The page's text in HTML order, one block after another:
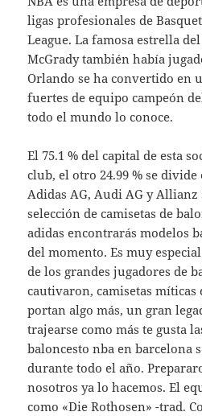
ligas profesionales de
League. La famosa estrella
McGrady también había
Orlando se ha convertido en
fuertes de equipo campeón
todo el mundo lo conoce.
El 75.1 % del capital de esta
club, el otro 24.99 % se divide
Adidas AG, Audi AG y Allianz
selección de camisetas de
adidas encontrarás modelos
del momento. Es muy
de los grandes jugadores de
cautivaron, camisetas míticas
portan algo más, un gran
trajearse como más te gusta
baloncesto nba en barcelona
durante todo el año.
nosotros ya lo hacemos. El
como «Die Rothosen» -trad.